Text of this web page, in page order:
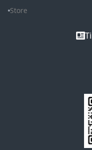
Store